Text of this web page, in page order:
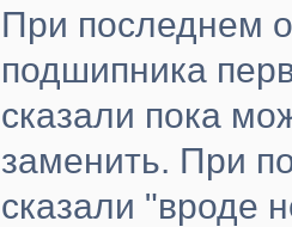
При последнем
подшипника
сказали пока
заменить. При
сказали "вроде